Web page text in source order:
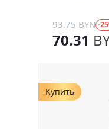
93.75 BYN -
70.31
Купить